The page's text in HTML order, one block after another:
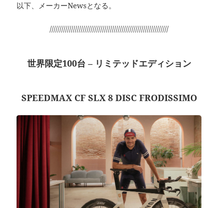
以下、メーカーNewsとなる。
/////////////////////////////////////////////////////////////
世界限定100台 – リミテッドエディション
SPEEDMAX CF SLX 8 DISC FRODISSIMO